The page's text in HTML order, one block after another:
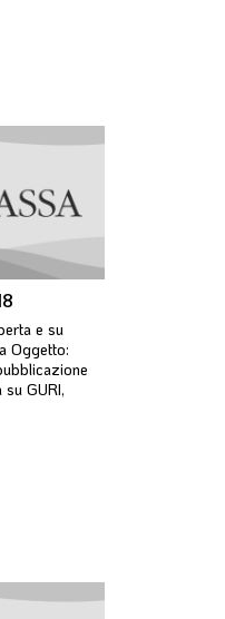
e su
Oggetto:
GURI,